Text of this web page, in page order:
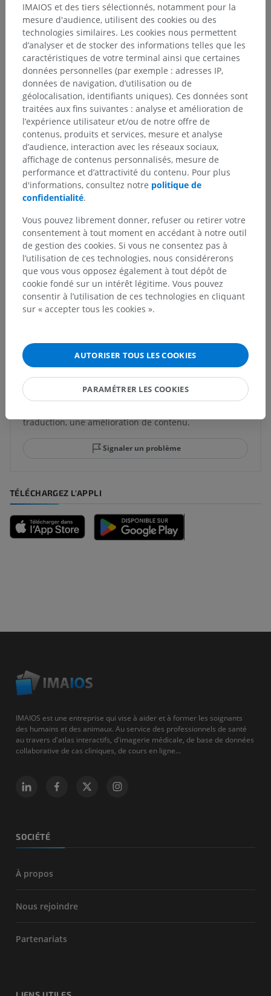
Hiérarchie anatomique
Anatomie humaine 2
Anatomie humaine 1
Neuroanatomie humaine
Organes des sens> Organe vestibulocochléaire
Oreille externe > Muscles auriculaires>
Muscle du tragus
Muscle de l'incisure terminale
Anatomie comparée chez l’animal
Vous avez vu une erreur ?
traduction, une amélioration de contenu.
Signaler un problème
TÉLÉCHARGEZ L'APPLI
IMAIOS est une entreprise qui vise à aider et à former les soignants
des humains et des animaux. Au service des professionnels de santé
au travers d'atlas interactifs, d'imagerie médicale, de base de données
collaborative de cas cliniques, de cours en ligne...
SOCIÉTÉ
À propos
Nous rejoindre
Partenariats
IMAIOS et des tiers sélectionnés, notamment pour la
mesure d'audience, utilisent des cookies ou des
technologies similaires. Les cookies nous permettent
d’analyser et de stocker des informations telles que les
caractéristiques de votre terminal ainsi que certaines
données personnelles (par exemple : adresses IP,
données de navigation, d’utilisation ou de
géolocalisation, identifiants uniques). Ces données sont
traitées aux fins suivantes : analyse et amélioration de
l’expérience utilisateur et/ou de notre offre de
contenus, produits et services, mesure et analyse
d’audience, interaction avec les réseaux sociaux,
affichage de contenus personnalisés, mesure de
performance et d’attractivité du contenu. Pour plus
d'informations, consultez notre politique de
confidentialité.
Vous pouvez librement donner, refuser ou retirer votre
consentement à tout moment en accédant à notre outil
de gestion des cookies. Si vous ne consentez pas à
l’utilisation de ces technologies, nous considérerons
que vous vous opposez également à tout dépôt de
cookie fondé sur un intérêt légitime. Vous pouvez
consentir à l’utilisation de ces technologies en cliquant
sur « accepter tous les cookies ».
AUTORISER TOUS LES COOKIES
PARAMÉTRER LES COOKIES